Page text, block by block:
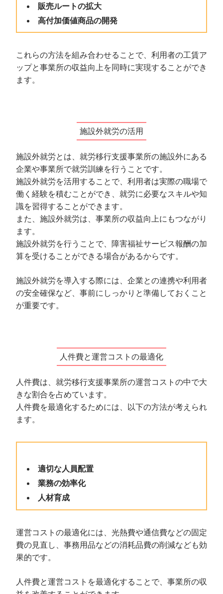
販売ルートの拡大
高付加価値商品の開発
これらの方法を組み合わせることで、利用者の工賃ア
ップと事業所の収益向上を同時に実現することができ
ます。
施設外就労の活用
施設外就労とは、就労移行支援事業所の施設外にある
企業や事業所で就労訓練を行うことです。
施設外就労を活用することで、利用者は実際の職場で
働く経験を積むことができ、就労に必要なスキルや知
識を習得することができます。
また、施設外就労は、事業所の収益向上にもつながり
ます。
施設外就労を行うことで、障害福祉サービス報酬の加
算を受けることができる場合があるからです。
施設外就労を導入する際には、企業との連携や利用者
の安全確保など、事前にしっかりと準備しておくこと
が重要です。
人件費と運営コストの最適化
人件費は、就労移行支援事業所の運営コストの中で大
きな割合を占めています。
人件費を最適化するためには、以下の方法が考えられ
ます。
適切な人員配置
業務の効率化
人材育成
運営コストの最適化には、光熱費や通信費などの固定
費の見直し、事務用品などの消耗品費の削減なども効
果的です。
人件費と運営コストを最適化することで、事業所の収